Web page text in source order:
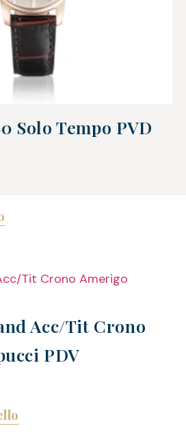
Solo Tempo PVD
Acc/Tit Crono
PDV